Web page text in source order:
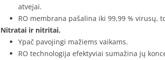
atvejai.
RO membrana pašalina iki 99,99 % virusų,
Nitratai ir nitritai.
Ypač pavojingi mažiems vaikams.
RO technologija efektyviai sumažina jų